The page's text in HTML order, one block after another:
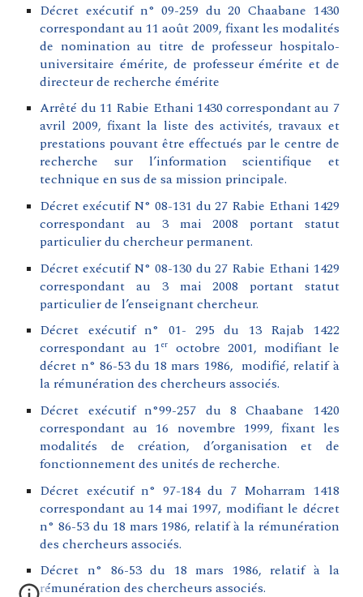
Décret exécutif n° 09-259 du 20 Chaabane 1430
correspondant au 11 août 2009, fixant les modalités
de nomination au titre de professeur hospitalo-
universitaire émérite, de professeur émérite et de
directeur de recherche émérite
Arrêté du 11 Rabie Ethani 1430 correspondant au 7
avril 2009, fixant la liste des activités, travaux et
prestations pouvant être effectués par le centre de
recherche sur l’information scientifique et
technique en sus de sa mission principale.
Décret exécutif N° 08-131 du 27 Rabie Ethani 1429
correspondant au 3 mai 2008 portant statut
particulier du chercheur permanent.
Décret exécutif N° 08-130 du 27 Rabie Ethani 1429
correspondant au 3 mai 2008 portant statut
particulier de l’enseignant chercheur.
Décret exécutif n° 01- 295 du 13 Rajab 1422
correspondant au 1er
octobre 2001, modifiant le
décret n° 86-53 du 18 mars 1986, modifié, relatif à
la rémunération des chercheurs associés.
Décret exécutif n°99-257 du 8 Chaabane 1420
correspondant au 16 novembre 1999, fixant les
modalités de création, d’organisation et de
fonctionnement des unités de recherche.
Décret exécutif n° 97-184 du 7 Moharram 1418
correspondant au 14 mai 1997, modifiant le décret
n° 86-53 du 18 mars 1986, relatif à la rémunération
des chercheurs associés.
Décret n° 86-53 du 18 mars 1986, relatif à la
rémunération des chercheurs associés.